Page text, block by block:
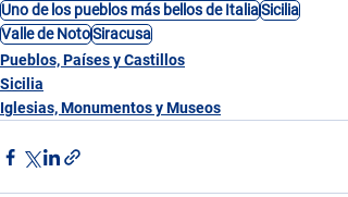
Uno de los pueblos más bellos de ItaliaSicilia
Valle de NotoSiracusa
Pueblos, Países y Castillos
Sicilia
Iglesias, Monumentos y Museos